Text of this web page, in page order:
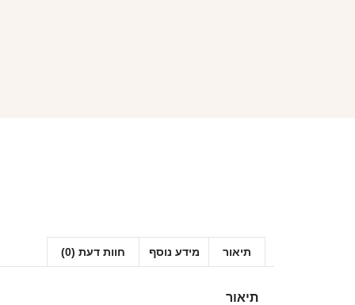
תיאור מידע נוסף חוות דעת (0)
תיאור